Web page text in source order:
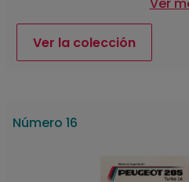
Ver la colección
Número 16